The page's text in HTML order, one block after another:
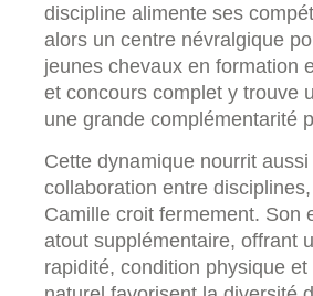
discipline alimente ses
alors un centre névralgique
jeunes chevaux en formation
et concours complet y trouve
une grande complémentarité
Cette dynamique nourrit
collaboration entre
Camille croit fermement. Son
atout supplémentaire, offrant
rapidité, condition physique